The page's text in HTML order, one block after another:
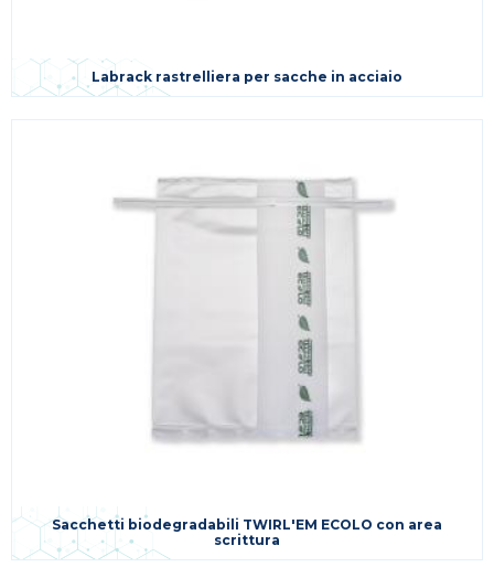
Labrack rastrelliera per sacche in acciaio
Sacchetti biodegradabili TWIRL'EM ECOLO con area
scrittura